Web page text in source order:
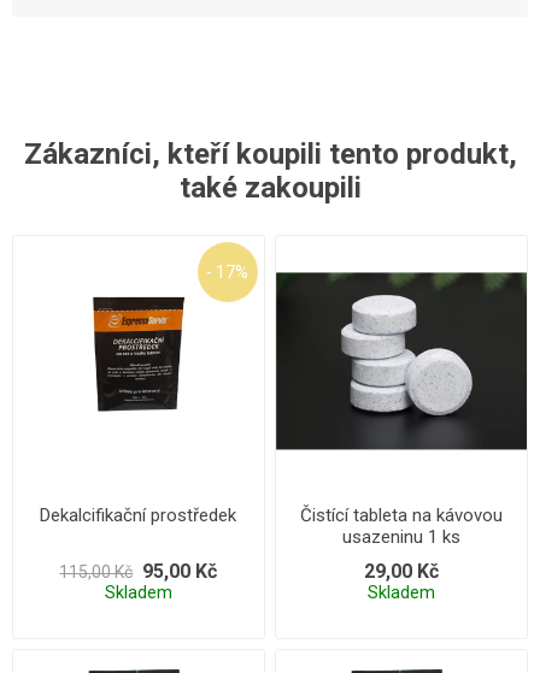
Zákazníci, kteří koupili tento produkt,
také zakoupili
- 17%
Dekalcifikační prostředek
115,00 Kč 95,00 Kč
Skladem
Čistící tableta na kávovou
usazeninu 1 ks
29,00 Kč
Skladem